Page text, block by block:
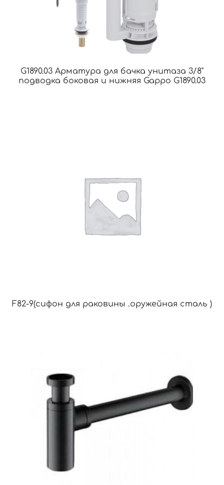
G1890.03 Арматура для бачка унитаза 3/8"
подводка боковая и нижняя Gappo G1890.03
F82-9(сифон для раковины .оружейная сталь )